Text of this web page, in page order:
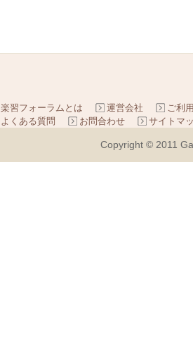
楽習フォーラムとは 運営会社
ご利
よくある質問
お問合わせ サイトマ
Copyright © 2011